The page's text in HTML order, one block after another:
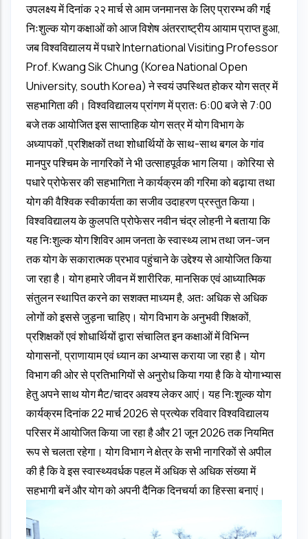
उपलक्ष्य में दिनांक २२ मार्च से आम जनमानस के लिए प्रारम्भ की गई
निःशुल्क योग कक्षाओं को आज विशेष अंतरराष्ट्रीय आयाम प्राप्त हुआ,
जब विश्वविद्यालय में पधारे International Visiting Professor
Prof. Kwang Sik Chung (Korea National Open
University, south Korea) ने स्वयं उपस्थित होकर योग सत्र में
सहभागिता की। विश्वविद्यालय प्रांगण में प्रातः 6:00 बजे से 7:00
बजे तक आयोजित इस साप्ताहिक योग सत्र में योग विभाग के
अध्यापकों ,प्रशिक्षकों तथा शोधार्थियों के साथ-साथ बगल के गांव
मानपुर पश्चिम के नागरिकों ने भी उत्साहपूर्वक भाग लिया। कोरिया से
पधारे प्रोफेसर की सहभागिता ने कार्यक्रम की गरिमा को बढ़ाया तथा
योग की वैश्विक स्वीकार्यता का सजीव उदाहरण प्रस्तुत किया।
विश्वविद्यालय के कुलपति प्रोफेसर नवीन चंद्र लोहनी ने बताया कि
यह निःशुल्क योग शिविर आम जनता के स्वास्थ्य लाभ तथा जन-जन
तक योग के सकारात्मक प्रभाव पहुंचाने के उद्देश्य से आयोजित किया
जा रहा है। योग हमारे जीवन में शारीरिक, मानसिक एवं आध्यात्मिक
संतुलन स्थापित करने का सशक्त माध्यम है, अतः अधिक से अधिक
लोगों को इससे जुड़ना चाहिए। योग विभाग के अनुभवी शिक्षकों,
प्रशिक्षकों एवं शोधार्थियों द्वारा संचालित इन कक्षाओं में विभिन्न
योगासनों, प्राणायाम एवं ध्यान का अभ्यास कराया जा रहा है। योग
विभाग की ओर से प्रतिभागियों से अनुरोध किया गया है कि वे योगाभ्यास
हेतु अपने साथ योग मैट/चादर अवश्य लेकर आएं। यह निःशुल्क योग
कार्यक्रम दिनांक 22 मार्च 2026 से प्रत्येक रविवार विश्वविद्यालय
परिसर में आयोजित किया जा रहा है और 21 जून 2026 तक नियमित
रूप से चलता रहेगा। योग विभाग ने क्षेत्र के सभी नागरिकों से अपील
की है कि वे इस स्वास्थ्यवर्धक पहल में अधिक से अधिक संख्या में
सहभागी बनें और योग को अपनी दैनिक दिनचर्या का हिस्सा बनाएं।